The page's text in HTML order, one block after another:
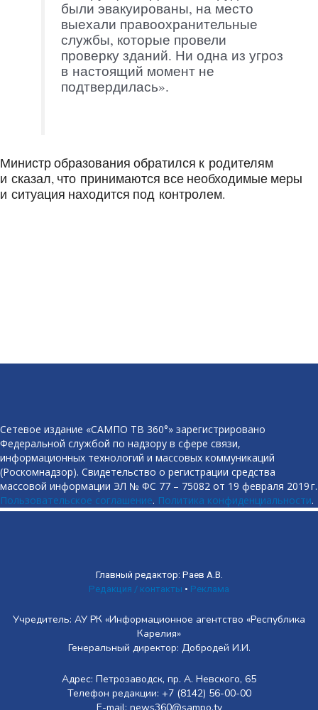
были эвакуированы, на место
выехали правоохранительные
службы, которые провели
проверку зданий. Ни одна из угроз
в настоящий момент не
подтвердилась».
Министр образования обратился к родителям
и сказал, что принимаются все необходимые меры
и ситуация находится под контролем.
Сетевое издание «САМПО ТВ 360°» зарегистрировано
Федеральной службой по надзору в сфере связи,
информационных технологий и массовых коммуникаций
(Роскомнадзор). Свидетельство о регистрации средства
массовой информации ЭЛ № ФС 77 – 75082 от 19 февраля 2019 г.
Пользовательское соглашение. Политика конфиденциальности.
Главный редактор: Раев А.В.
Редакция / контакты • Реклама
Учредитель: АУ РК «Информационное агентство «Республика
Карелия»
Генеральный директор: Добродей И.И.
Адрес: Петрозаводск, пр. А. Невского, 65
Телефон редакции: +7 (8142) 56-00-00